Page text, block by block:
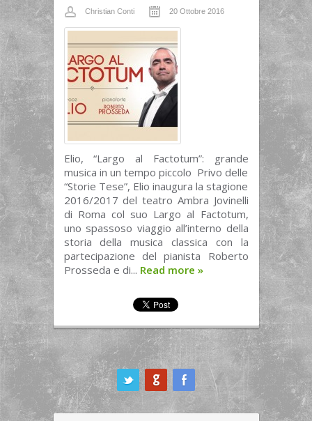
Christian Conti 20 Ottobre 2016
Elio, “Largo al Factotum”: grande
musica in un tempo piccolo Privo delle
“Storie Tese”, Elio inaugura la stagione
2016/2017 del teatro Ambra Jovinelli
di Roma col suo Largo al Factotum,
uno spassoso viaggio all’interno della
storia della musica classica con la
partecipazione del pianista Roberto
Prosseda e di... Read more »